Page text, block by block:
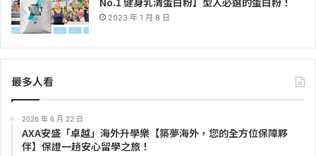
2023 年 1 月 8 日
最多人看
2026 年 6 月 22 日
AXA安盛「卓越」海外升學樂【築夢海外，您的全方位保障夥
伴】保證一趟安心留學之旅！